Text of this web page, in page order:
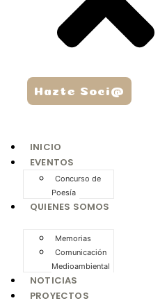
INICIO
EVENTOS
Concurso de
Poesía
QUIENES SOMOS
Memorias
Comunicación
Medioambiental
NOTICIAS
PROYECTOS
Hazte Soci@